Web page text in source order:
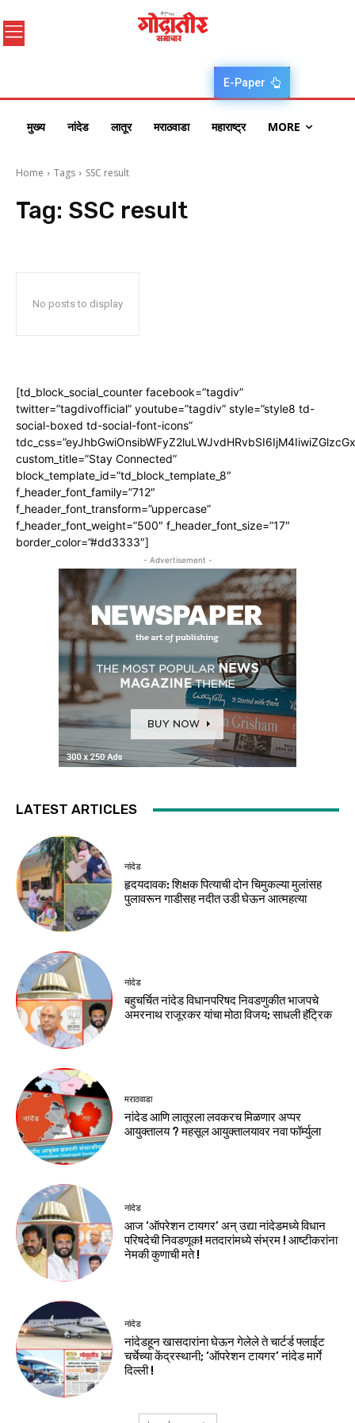
E-Paper
मुख्य नांदेड लातूर मराठवाडा महाराष्ट्र MORE
Home Tags SSC result
Tag: SSC result
No posts to display
[td_block_social_counter facebook=”tagdiv”
twitter=”tagdivofficial” youtube=”tagdiv” style=”style8 td-
social-boxed td-social-font-icons”
custom_title=”Stay Connected”
block_template_id=”td_block_template_8″
f_header_font_family=”712″
f_header_font_transform=”uppercase”
f_header_font_weight=”500″ f_header_font_size=”17″
border_color=”#dd3333″]
- Advertisement -
LATEST ARTICLES
नांदेड
हृदयदावक: शिक्षक पित्याची दोन चिमुकल्या मुलांसह
पुलावरून गाडीसह नदीत उडी घेऊन आत्महत्या
नांदेड
बहुचर्चित नांदेड विधानपरिषद निवडणुकीत भाजपचे
अमरनाथ राजूरकर यांचा मोठा विजय; साधली हॅट्रिक
मराठवाडा
नांदेड आणि लातूरला लवकरच मिळणार अप्पर
आयुक्तालय ? महसूल आयुक्तालयावर नवा फॉर्म्युला
नांदेड
आज ‘ऑपरेशन टायगर’ अन् उद्या नांदेडमध्ये विधान
परिषदेची निवडणूक! मतदारांमध्ये संभ्रम ! आष्टीकरांना
नेमकी कुणाची मते !
नांदेड
नांदेडहून खासदारांना घेऊन गेलेले ते चार्टर्ड फ्लाईट
चर्चेच्या केंद्रस्थानी; ‘ऑपरेशन टायगर’ नांदेड मार्गे
दिल्ली !